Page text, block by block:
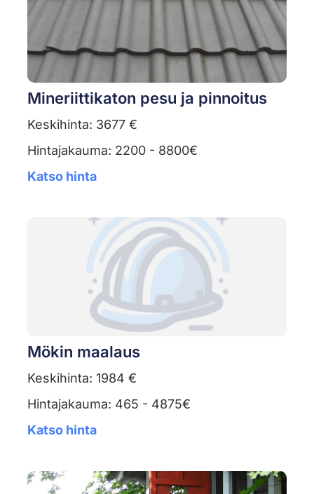
Mineriittikaton pesu ja pinnoitus
Keskihinta: 3677 €
Hintajakauma: 2200 - 8800€
Katso hinta
Mökin maalaus
Keskihinta: 1984 €
Hintajakauma: 465 - 4875€
Katso hinta